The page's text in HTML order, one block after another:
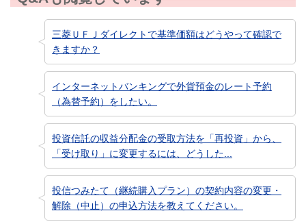
三菱ＵＦＪダイレクトで基準価額はどうやって確認で
きますか？
インターネットバンキングで外貨預金のレート予約
（為替予約）をしたい。
投資信託の収益分配金の受取方法を「再投資」から、
「受け取り」に変更するには、どうした...
投信つみたて（継続購入プラン）の契約内容の変更・
解除（中止）の申込方法を教えてください。